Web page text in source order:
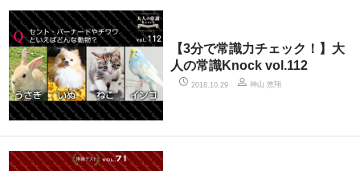
【3分で常識力チェック！】大
人の常識Knock vol.112
2018.10.29 神山 悠翔